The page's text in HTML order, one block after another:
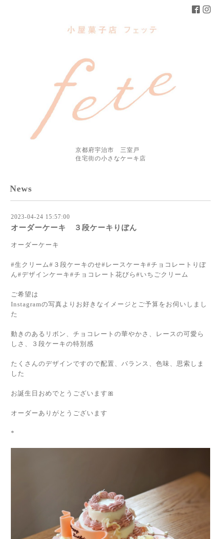
京都府宇治市 三室戸
住宅街の小さなケーキ店
News
2023-04-24 15:57:00
オーダーケーキ ３段ケーキりぼん
オーダーケーキ
#生クリーム#３段ケーキのせ#レースケーキ#チョコレートりぼ
ん#デザインケーキ#チョコレート花びら#いちごクリーム
ご希望は
Instagramの写真よりお好きなイメージとご予算をお伺いしまし
た
動きのあるリボン、チョコレートの華やかさ、レースの可愛ら
しさ、３段ケーキの特別感
たくさんのデザインですので配置、バランス、色味、思索しま
した
お誕生日おめでとうございます🎀
オーダーありがとうございます
*